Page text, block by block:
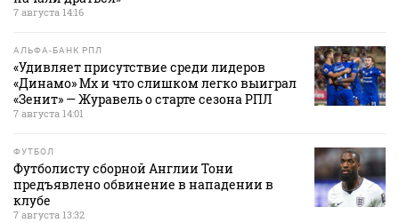
7 августа 14:16
АЛЬФА-БАНК РПЛ
«Удивляет присутствие среди лидеров
«Динамо» Мх и что слишком легко выиграл
«Зенит» — Журавель о старте сезона РПЛ
7 августа 14:01
ФУТБОЛ
Футболисту сборной Англии Тони
предъявлено обвинение в нападении в
клубе
7 августа 13:32